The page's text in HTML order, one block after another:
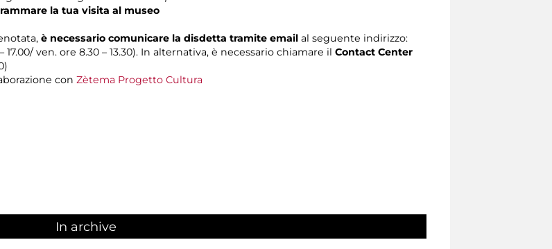
la tua visita al museo
è necessario comunicare la disdetta tramite email al seguente indirizzo:
17.00/ ven. ore 8.30 – 13.30). In alternativa, è necessario chiamare il Contact Center
con Zètema Progetto Cultura
In archive